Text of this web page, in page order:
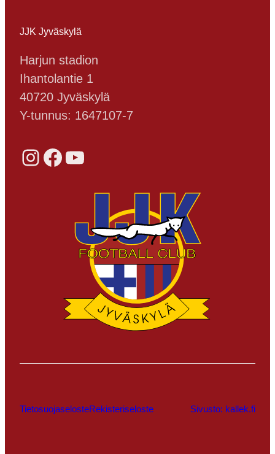
JJK Jyväskylä
Harjun stadion
Ihantolantie 1
40720 Jyväskylä
Y-tunnus: 1647107-7
Instagram Facebook YouTube
TietosuojaselosteRekisteriseloste Sivusto: kallek.fi